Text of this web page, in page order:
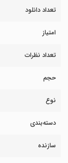
تعداد دانلود
امتیاز
تعداد نظرات
حجم
نوع
دسته‌بندی
سازنده